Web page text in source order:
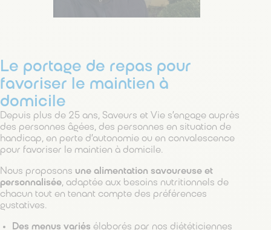
Le portage de repas pour
favoriser le maintien à
domicile
Depuis plus de 25 ans, Saveurs et Vie s’engage auprès
des personnes âgées, des personnes en situation de
handicap, en perte d’autonomie ou en convalescence
pour favoriser le maintien à domicile.
Nous proposons une alimentation savoureuse et
personnalisée, adaptée aux besoins nutritionnels de
chacun tout en tenant compte des préférences
gustatives.
Des menus variés élaborés par nos diététiciennes